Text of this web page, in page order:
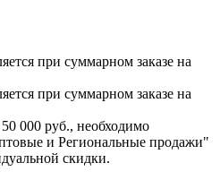
при суммарном заказе на
при суммарном заказе на
000 руб., необходимо
и Региональные продажи"
скидки.